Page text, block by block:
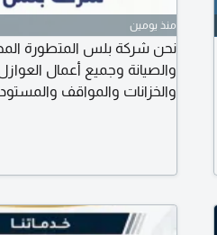
منذ يومين
نحن شركة بلس المتطورة
والصيانة وجميع أعمال
والخزانات والمواقف